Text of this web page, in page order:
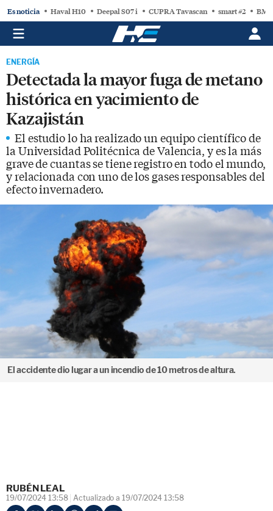
Es noticia Haval H10 Deepal S07 i CUPRA Tavascan smart #2
ENERGÍA
Detectada la mayor fuga de metano
histórica en yacimiento de
Kazajistán
El estudio lo ha realizado un equipo científico de
la Universidad Politécnica de Valencia, y es la más
grave de cuantas se tiene registro en todo el mundo,
y relacionada con uno de los gases responsables del
efecto invernadero.
El accidente dio lugar a un incendio de 10 metros de altura.
RUBÉN LEAL
19/07/2024 13:58 Actualizado a 19/07/2024 13:58